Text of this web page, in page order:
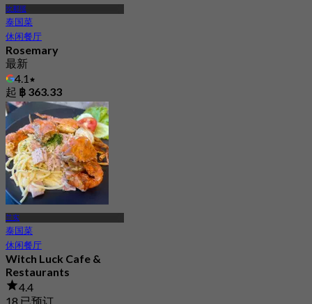
坎那瑶
泰国菜
休闲餐厅
Rosemary
最新
4.1
起 ฿ 363.33
兰实
泰国菜
休闲餐厅
Witch Luck Cafe &
Restaurants
4.4
18 已预订